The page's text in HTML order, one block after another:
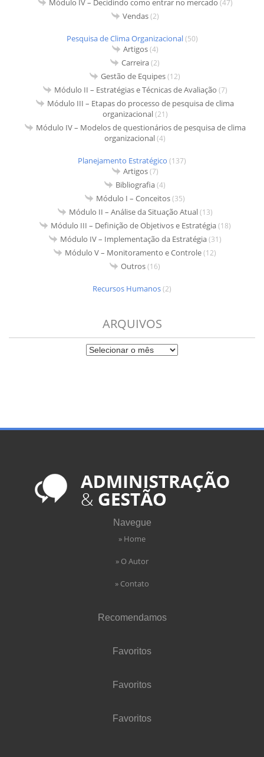
Módulo IV – Decidindo como entrar no mercado (47)
Vendas(2)
Pesquisa de Clima Organizacional(50)
Artigos(4)
Carreira(2)
Gestão de Equipes(12)
Módulo II – Estratégias e Técnicas de Avaliação (7)
Módulo III – Etapas do processo de pesquisa de clima
organizacional(21)
Módulo IV – Modelos de questionários de pesquisa de clima
organizacional(4)
Planejamento Estratégico (137)
Artigos(7)
Bibliografia(4)
Módulo I – Conceitos(35)
Módulo II – Análise da Situação Atual(13)
Módulo III – Definição de Objetivos e Estratégia(18)
Módulo IV – Implementação da Estratégia(31)
Módulo V – Monitoramento e Controle(12)
Outros(16)
Recursos Humanos(2)
ARQUIVOS
Navegue
» Home
» O Autor
» Contato
Recomendamos
Favoritos
Favoritos
Favoritos